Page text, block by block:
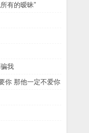
有的暧昧”
我
你 那他一定不爱你